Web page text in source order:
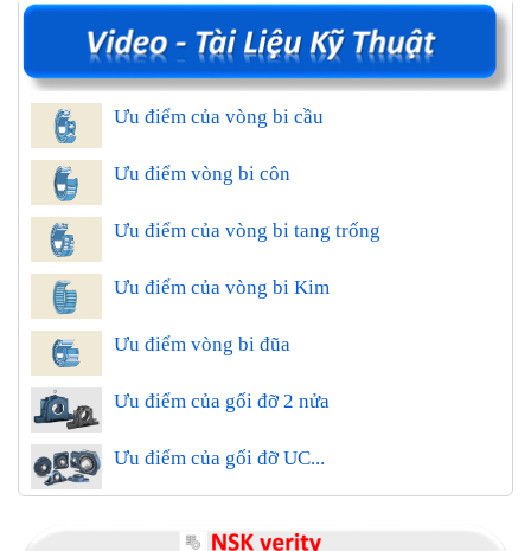
Ưu điểm của vòng bi cầu
Ưu điểm vòng bi côn
Ưu điểm của vòng bi tang trống
Ưu điểm của vòng bi Kim
Ưu điểm vòng bi đũa
Ưu điểm của gối đỡ 2 nửa
Ưu điểm của gối đỡ UC...